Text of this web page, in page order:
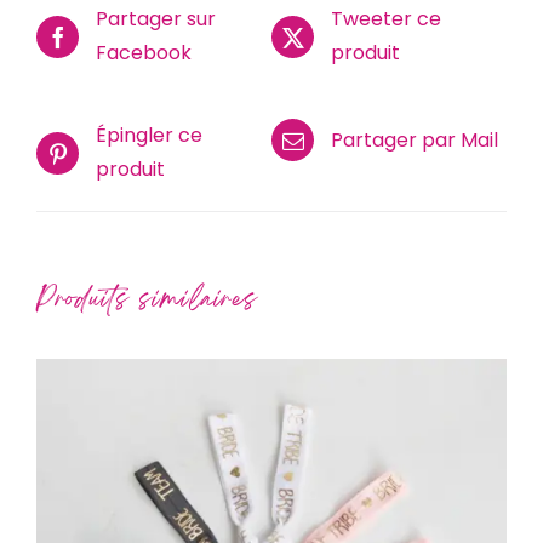
Partager sur
Facebook
Tweeter ce
produit
Épingler ce
produit
Partager par Mail
Produits similaires